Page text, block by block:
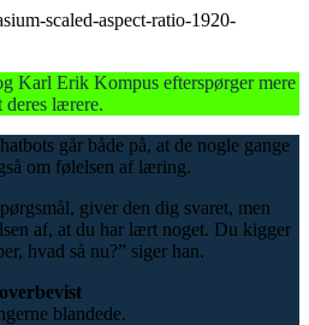
Karl Erik Kompus efterspørger mere
deres lærere.
går både på, at de nogle gange
om følelsen af læring.
giver den dig svaret, men
af, at du har lært noget. Du kigger
hvad så nu?” siger han.
blandede.